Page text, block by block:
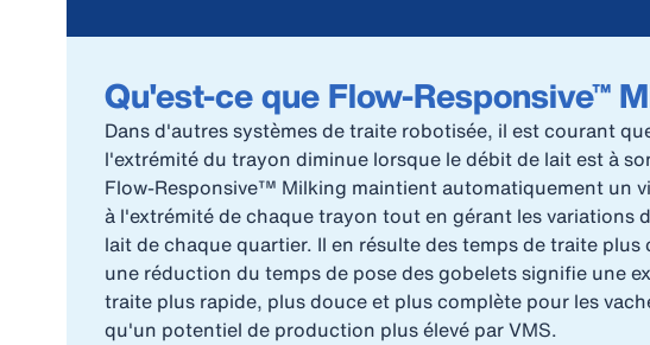
Qu'est-ce que Flow-Responsive™
Dans d'autres systèmes de traite robotisée, il est courant
l'extrémité du trayon diminue lorsque le débit de lait est à
Flow-Responsive™ Milking maintient automatiquement un
à l'extrémité de chaque trayon tout en gérant les variations
lait de chaque quartier. Il en résulte des temps de traite plus
une réduction du temps de pose des gobelets signifie une
traite plus rapide, plus douce et plus complète pour les
qu'un potentiel de production plus élevé par VMS.